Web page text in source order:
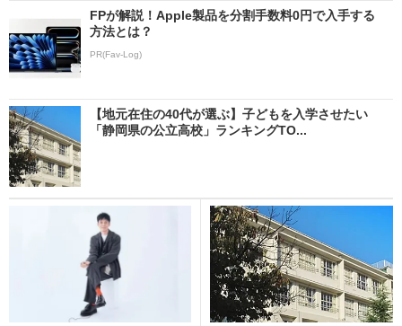
FPが解説！Apple製品を分割手数料0円で入手する
方法とは？
PR(Fav-Log)
【地元在住の40代が選ぶ】子どもを入学させたい
「静岡県の公立高校」ランキングTO...